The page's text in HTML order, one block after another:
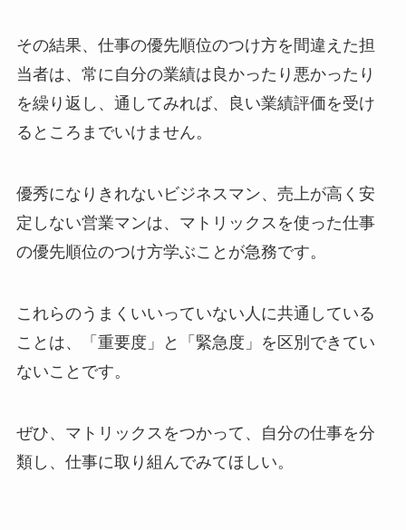
その結果、仕事の優先順位のつけ方を間違えた担
当者は、常に自分の業績は良かったり悪かったり
を繰り返し、通してみれば、良い業績評価を受け
るところまでいけません。
優秀になりきれないビジネスマン、売上が高く安
定しない営業マンは、マトリックスを使った仕事
の優先順位のつけ方学ぶことが急務です。
これらのうまくいいっていない人に共通している
ことは、「重要度」と「緊急度」を区別できてい
ないことです。
ぜひ、マトリックスをつかって、自分の仕事を分
類し、仕事に取り組んでみてほしい。